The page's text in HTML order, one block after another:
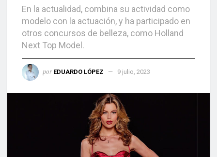
En la actualidad, combina su actividad como
modelo con la actuación, y ha participado en
otros concursos de belleza, como Holland
Next Top Model.
por EDUARDO LÓPEZ 9 julio, 2023